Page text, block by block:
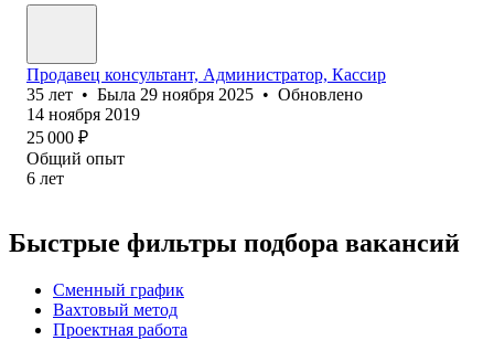
Продавец консультант, Администратор, Кассир
35 лет • Была 29 ноября 2025 • Обновлено
14 ноября 2019
25 000 ₽
Общий опыт
6 лет
Быстрые фильтры подбора вакансий
Сменный график
Вахтовый метод
Проектная работа